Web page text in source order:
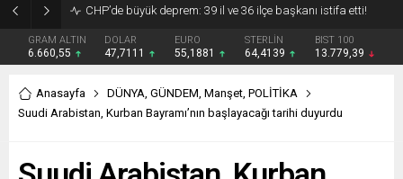
GRAM ALTIN
6.660,55
DOLAR
47,7111
EURO
55,1881
STERLİN
64,4139
BIST 100
13.779,39
Anasayfa DÜNYA, GÜNDEM, Manşet, POLİTİKA
Suudi Arabistan, Kurban Bayramı’nın başlayacağı tarihi duyurdu